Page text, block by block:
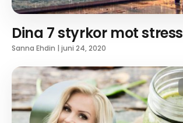
Dina 7 styrkor mot stress
Sanna Ehdin | juni 24, 2020